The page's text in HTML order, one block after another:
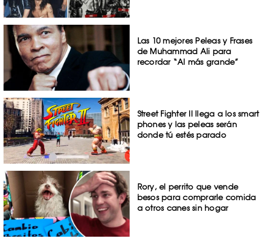
Las 10 mejores Peleas y Frases
de Muhammad Ali para
recordar “Al más grande”
Street Fighter II llega a los smart
phones y las peleas serán
donde tú estés parado
Rory, el perrito que vende
besos para comprarle comida
a otros canes sin hogar